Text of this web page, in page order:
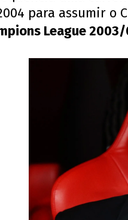
para assumir o
League